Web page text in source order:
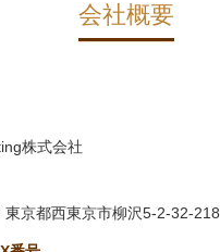
会社概要
株式会社
東京都西東京市柳沢5-2-32-218